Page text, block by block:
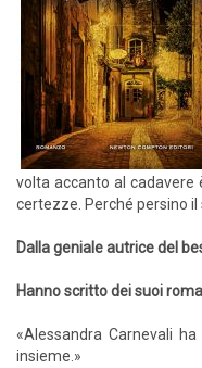
volta accanto al cadavere
certezze. Perché persino
Dalla geniale autrice del
Hanno scritto dei suoi
«Alessandra Carnevali
insieme.»